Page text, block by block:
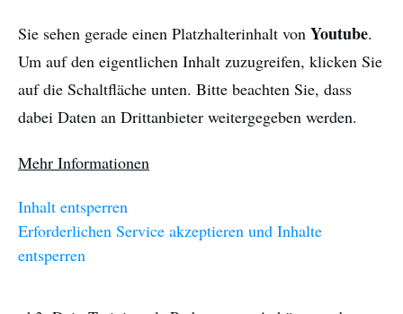
Sie sehen gerade einen Platzhalterinhalt von Youtube.
Um auf den eigentlichen Inhalt zuzugreifen, klicken Sie
auf die Schaltfläche unten. Bitte beachten Sie, dass
dabei Daten an Drittanbieter weitergegeben werden.
Mehr Informationen
Inhalt entsperren
Erforderlichen Service akzeptieren und Inhalte
entsperren